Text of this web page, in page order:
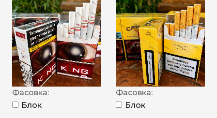
Фасовка:
Блок
Фасовка:
Блок